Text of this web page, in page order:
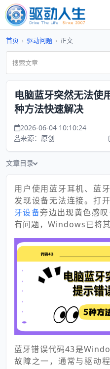
首页 › 驱动问题 › 正文
电脑蓝牙突然无法使
种方法快速解决
2026-06-04 10:10:24
来源：原创
文章目录
用户使用蓝牙耳机、蓝
发现设备无法连接。打
牙设备旁边出现黄色感
有问题，Windows已将
蓝牙错误代码43是
故障之一，通常与驱动